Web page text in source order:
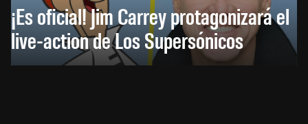
¡Es oficial! Jim Carrey protagonizará el
live-action de Los Supersónicos